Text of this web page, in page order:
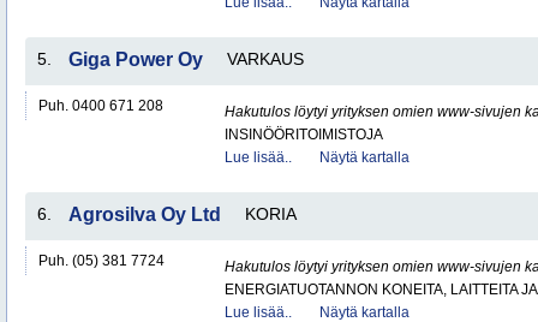
5. Giga Power Oy VARKAUS
Puh. 0400 671 208
Hakutulos löytyi yrityksen omien www-sivujen
INSINÖÖRITOIMISTOJA
Lue lisää..
Näytä kartalla
6. Agrosilva Oy Ltd KORIA
Puh. (05) 381 7724
Hakutulos löytyi yrityksen omien www-sivujen
ENERGIATUOTANNON KONEITA, LAITTEITA
Lue lisää..
Näytä kartalla